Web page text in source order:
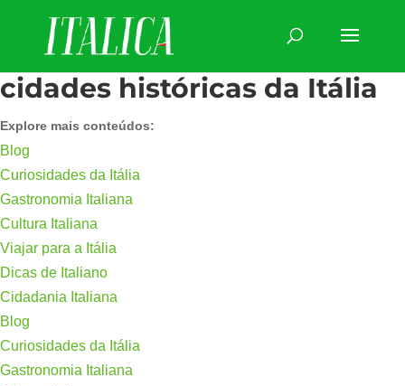
cidades históricas da Itália
Explore mais conteúdos:
Blog
Curiosidades da Itália
Gastronomia Italiana
Cultura Italiana
Viajar para a Itália
Dicas de Italiano
Cidadania Italiana
Blog
Curiosidades da Itália
Gastronomia Italiana